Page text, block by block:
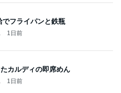
でフライパンと鉄瓶
1日前
カルディの即席めん
1日前